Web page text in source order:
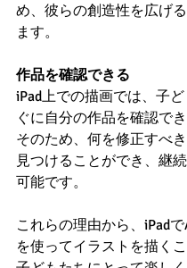
め、彼らの創造性を広げ
ます。
作品を確認できる
iPad上での描画では、子
ぐに自分の作品を確認でき
そのため、何を修正すべ
見つけることができ、継
可能です。
これらの理由から、iPadで
を使ってイラストを描くこ